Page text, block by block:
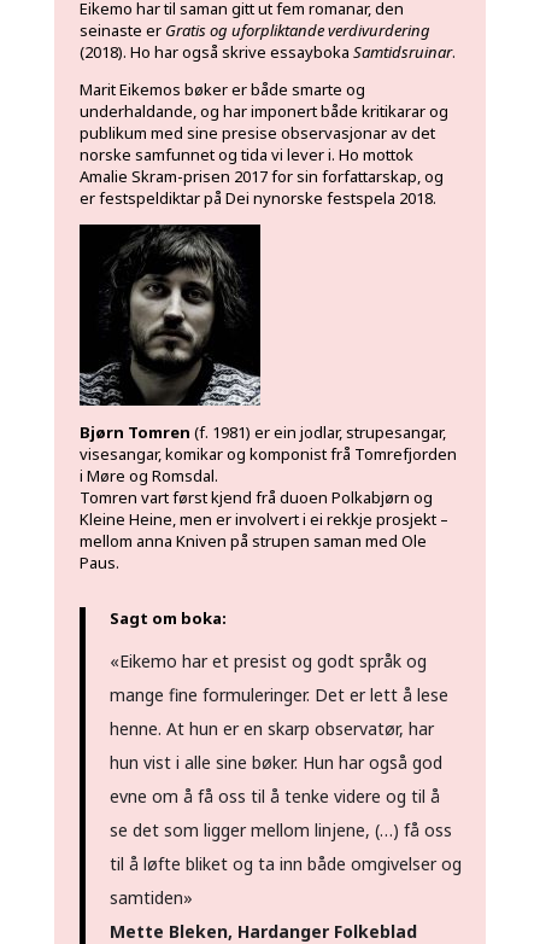
Eikemo har til saman gitt ut fem romanar, den
seinaste er Gratis og uforpliktande verdivurdering
(2018). Ho har også skrive essayboka Samtidsruinar.
Marit Eikemos bøker er både smarte og
underhaldande, og har imponert både kritikarar og
publikum med sine presise observasjonar av det
norske samfunnet og tida vi lever i. Ho mottok
Amalie Skram-prisen 2017 for sin forfattarskap, og
er festspeldiktar på Dei nynorske festspela 2018.
Bjørn Tomren (f. 1981) er ein jodlar, strupesangar,
visesangar, komikar og komponist frå Tomrefjorden
i Møre og Romsdal.
Tomren vart først kjend frå duoen Polkabjørn og
Kleine Heine, men er involvert i ei rekkje prosjekt –
mellom anna Kniven på strupen saman med Ole
Paus.
Sagt om boka:
«Eikemo har et presist og godt språk og
mange fine formuleringer. Det er lett å lese
henne. At hun er en skarp observatør, har
hun vist i alle sine bøker. Hun har også god
evne om å få oss til å tenke videre og til å
se det som ligger mellom linjene, (…) få oss
til å løfte bliket og ta inn både omgivelser og
samtiden»
Mette Bleken, Hardanger Folkeblad